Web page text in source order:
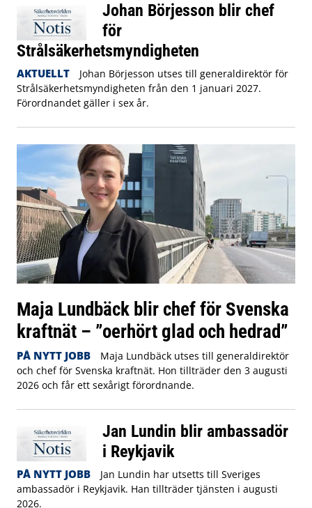
Johan Börjesson blir chef
för
Strålsäkerhetsmyndigheten
AKTUELLT
Johan Börjesson utses till generaldirektör för
Strålsäkerhetsmyndigheten från den 1 januari 2027.
Förordnandet gäller i sex år.
Maja Lundbäck blir chef för Svenska
kraftnät – ”oerhört glad och hedrad”
PÅ NYTT JOBB
Maja Lundbäck utses till generaldirektör
och chef för Svenska kraftnät. Hon tillträder den 3 augusti
2026 och får ett sexårigt förordnande.
Jan Lundin blir ambassadör
i Reykjavik
PÅ NYTT JOBB
Jan Lundin har utsetts till Sveriges
ambassadör i Reykjavik. Han tillträder tjänsten i augusti
2026.